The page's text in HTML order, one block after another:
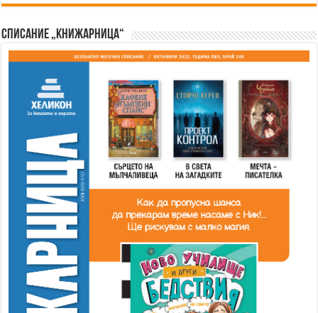
Списание „Книжарница“